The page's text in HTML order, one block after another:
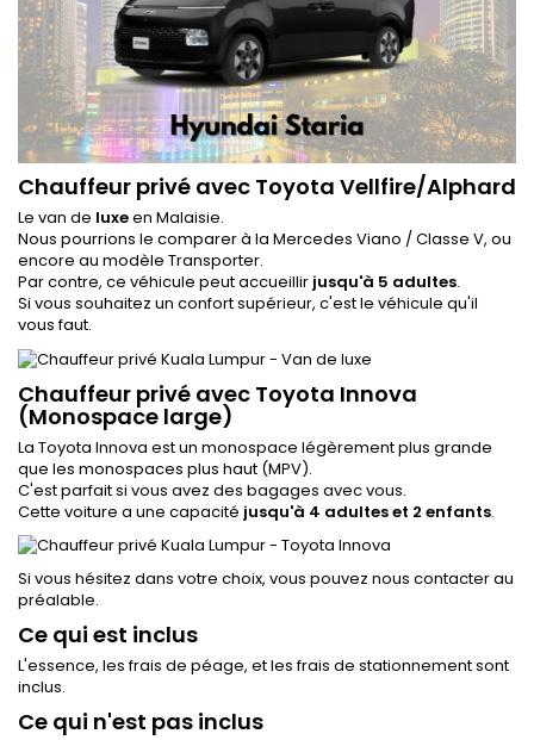
Chauffeur privé avec Toyota Vellfire/Alphard
Le van de luxeen Malaisie.
Nous pourrions le comparer à la Mercedes Viano / Classe V, ou
encore au modèle Transporter.
Par contre, ce véhicule peut accueillir jusqu'à 5 adultes.
Si vous souhaitez un confort supérieur, c'est le véhicule qu'il
vous faut.
Chauffeur privé avec Toyota Innova
(Monospace large)
La Toyota Innova est un monospace légèrement plus grande
que les monospaces plus haut (MPV).
C'est parfait si vous avez des bagages avec vous.
Cette voiture a une capacité jusqu'à 4 adultes et 2 enfants.
Si vous hésitez dans votre choix, vous pouvez nous contacter au
préalable.
Ce qui est inclus
L'essence, les frais de péage, et les frais de stationnement sont
inclus.
Ce qui n'est pas inclus